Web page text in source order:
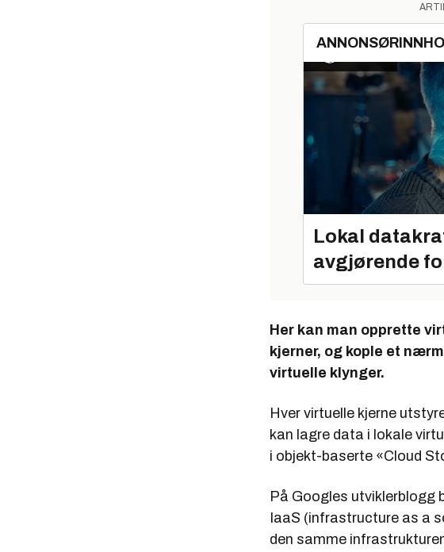
Lokal
avgjørende
Her kan man opprette
kjerner, og kople et
virtuelle klynger.
Hver virtuelle kjerne
kan lagre data i lokale
i objekt-baserte «Cloud
På Googles utviklerblogg
IaaS (infrastructure as a
den samme